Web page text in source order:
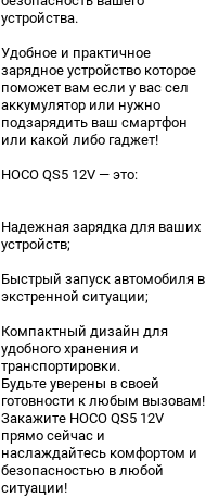
устройства.
Удобное и практичное
зарядное устройство которое
поможет вам если у вас сел
аккумулятор или нужно
подзарядить ваш смартфон
или какой либо гаджет!
HOCO QS5 12V — это:
Надежная зарядка для ваших
устройств;
Быстрый запуск автомобиля в
экстренной ситуации;
Компактный дизайн для
удобного хранения и
транспортировки.
Будьте уверены в своей
готовности к любым вызовам!
Закажите HOCO QS5 12V
прямо сейчас и
наслаждайтесь комфортом и
безопасностью в любой
ситуации!